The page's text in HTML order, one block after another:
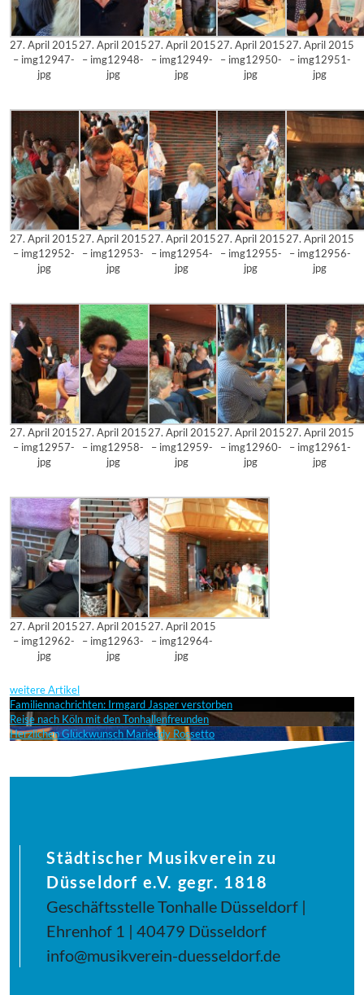
27. April 2015
– img12947-
jpg
27. April 2015
– img12948-
jpg
27. April 2015
– img12949-
jpg
27. April 2015
– img12950-
jpg
27. April 2015
– img12951-
jpg
27. April 2015
– img12952-
jpg
27. April 2015
– img12953-
jpg
27. April 2015
– img12954-
jpg
27. April 2015
– img12955-
jpg
27. April 2015
– img12956-
jpg
27. April 2015
– img12957-
jpg
27. April 2015
– img12958-
jpg
27. April 2015
– img12959-
jpg
27. April 2015
– img12960-
jpg
27. April 2015
– img12961-
jpg
27. April 2015
– img12962-
jpg
27. April 2015
– img12963-
jpg
27. April 2015
– img12964-
jpg
weitere Artikel
Familiennachrichten: Irmgard Jasper verstorben
Reise nach Köln mit den Tonhallenfreunden
Herzlichen Glückwunsch Marieddy Rossetto
Städtischer Musikverein zu
Düsseldorf e.V. gegr. 1818
Geschäftsstelle Tonhalle Düsseldorf |
Ehrenhof 1 | 40479 Düsseldorf
info@musikverein-duesseldorf.de